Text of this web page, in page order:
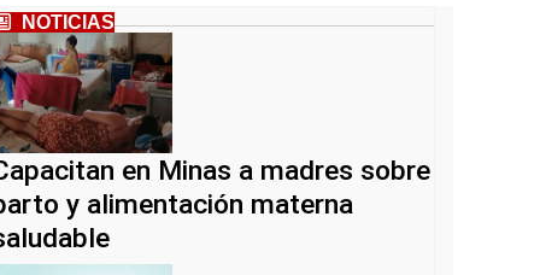
NOTICIAS
en Minas a madres sobre
y alimentación materna